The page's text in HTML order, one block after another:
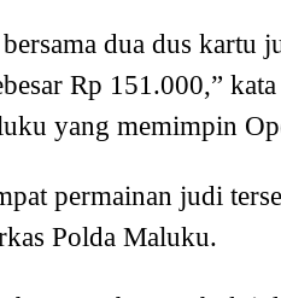
dua dus kartu
Rp 151.000,”
yang memimpin
permainan judi
Polda Maluku.